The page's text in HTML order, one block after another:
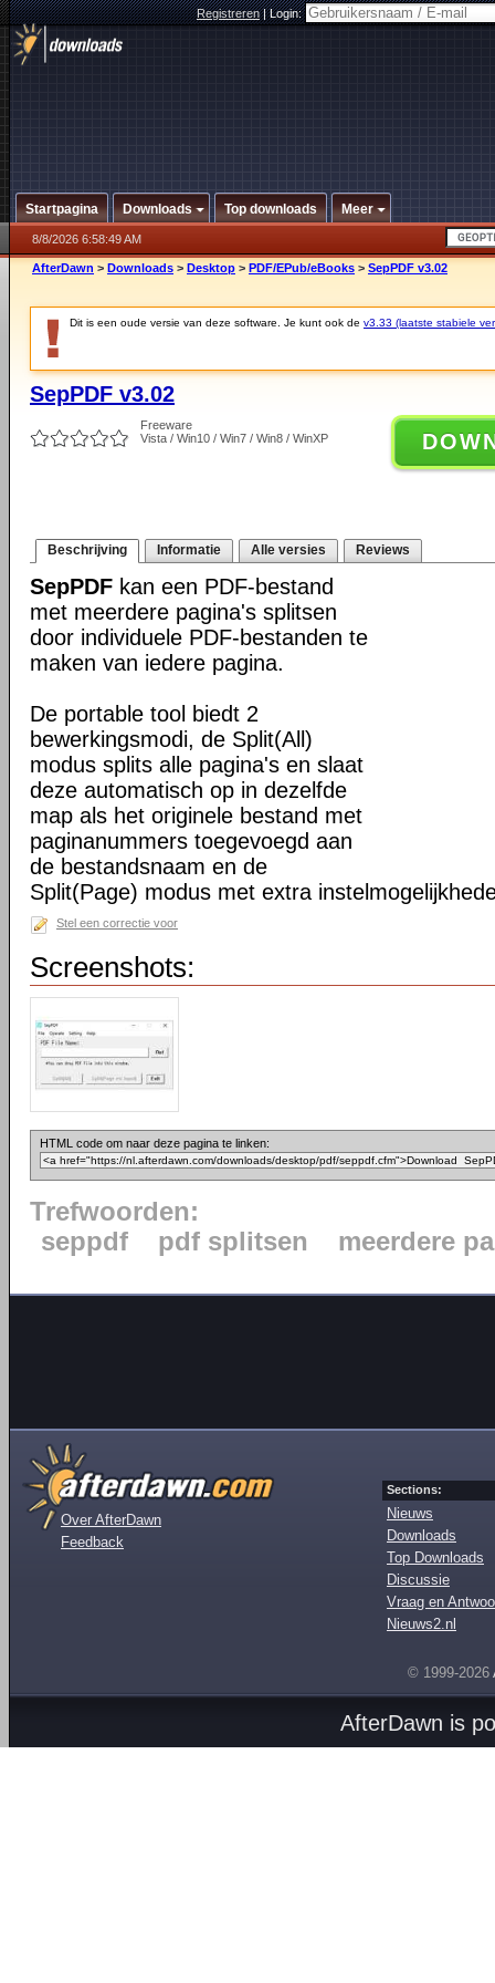
Registreren|Login:
Startpagina Downloads Top downloads Meer
8/8/2026 6:58:49 AM
AfterDawn > Downloads > Desktop > PDF/EPub/eBooks > SepPDF v3.02
Dit is een oude versie van deze software. Je kunt ook de v3.33 (laatste stabiele
SepPDF v3.02
Freeware
Vista / Win10 / Win7 / Win8 / WinXP
Beschrijving Informatie Alle versies Reviews
SepPDF kan een PDF-bestand
met meerdere pagina's splitsen
door individuele PDF-bestanden te
maken van iedere pagina.
De portable tool biedt 2
bewerkingsmodi, de Split(All)
modus splits alle pagina's en slaat
deze automatisch op in dezelfde
map als het originele bestand met
paginanummers toegevoegd aan
de bestandsnaam en de
Split(Page) modus met extra
Stel een correctie voor
Screenshots:
HTML code om naar deze pagina te linken:
Trefwoorden:
seppdf
pdf splitsen meerdere
Over AfterDawn
Feedback
Sections:
Nieuws
Downloads
Top Downloads
Discussie
Vraag en
Nieuws2.nl
© 1999-2026
AfterDawn is